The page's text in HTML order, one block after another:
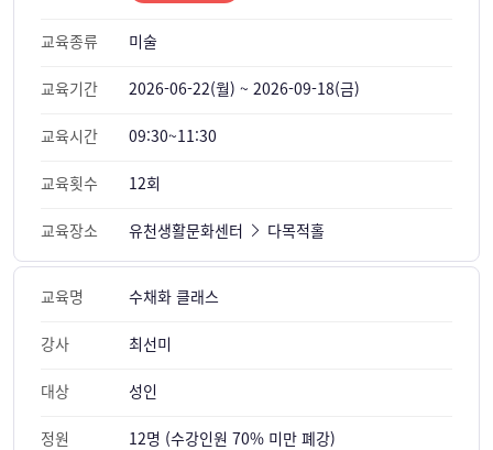
교육종류 미술
교육기간 2026-06-22(월) ~ 2026-09-18(금)
교육시간 09:30~11:30
교육횟수 12회
교육장소 유천생활문화센터 다목적홀
교육명 수채화 클래스
강사 최선미
대상 성인
정원 12명 (수강인원 70% 미만 폐강)